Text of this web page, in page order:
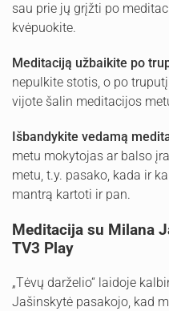
sau prie jų grįžti po
kvėpuokite.
Meditaciją užbaikite po
nepulkite stotis, o po
vijote šalin meditacijos
Išbandykite vedamą
metu mokytojas ar balso
metu, t.y. pasako, kada ir
mantrą kartoti ir pan.
Meditacija su Milana
TV3 Play
„Tėvų darželio“ laidoje
Jašinskytė pasakojo, kad